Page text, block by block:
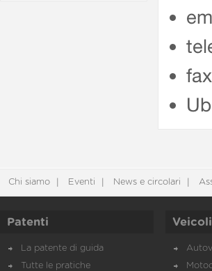
Chi siamo Eventi News e circolari
Patenti
La patente di guida
Tutte le pratiche
Veicoli